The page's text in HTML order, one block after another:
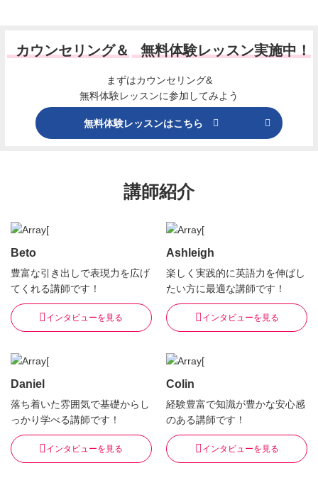
カウンセリング＆ 無料体験レッスン実施中！
まずはカウンセリング&
無料体験レッスンに参加してみよう
無料体験レッスンはこちら
講師紹介
Beto
豊富な引き出しで表現力を広げ
てくれる講師です！
インタビューを見る
Ashleigh
楽しく実践的に英語力を伸ばし
たい方に最適な講師です！
インタビューを見る
Daniel
落ち着いた雰囲気で基礎からし
っかり学べる講師です！
インタビューを見る
Colin
経験豊富で知識が豊かな安心感
のある講師です！
インタビューを見る